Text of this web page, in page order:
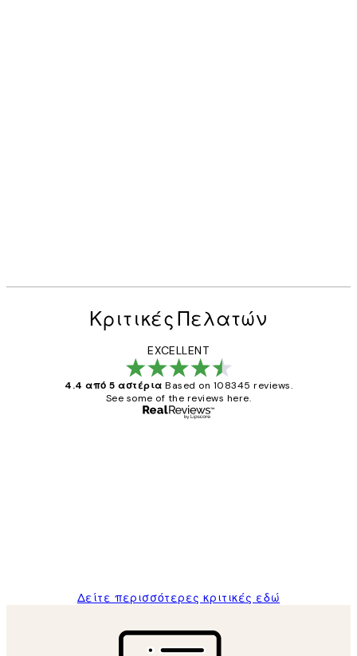
Κριτικές Πελατών
EXCELLENT
4.4 από 5 αστέρια Based on 108345 reviews.
See some of the reviews here.
Δείτε περισσότερες κριτικές εδώ